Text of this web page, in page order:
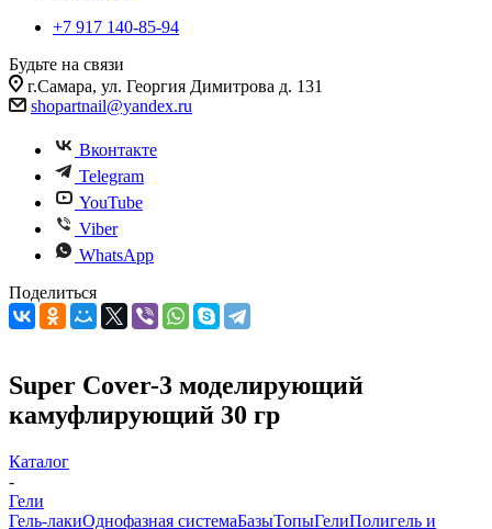
+7 917 140-85-94
Будьте на связи
г.Самара, ул. Георгия Димитрова д. 131
shopartnail@yandex.ru
Вконтакте
Telegram
YouTube
Viber
WhatsApp
Поделиться
Super Cover-3 моделирующий
камуфлирующий 30 гр
Каталог
-
Гели
Гель-лакиОднофазная системаБазыТопыГелиПолигель и